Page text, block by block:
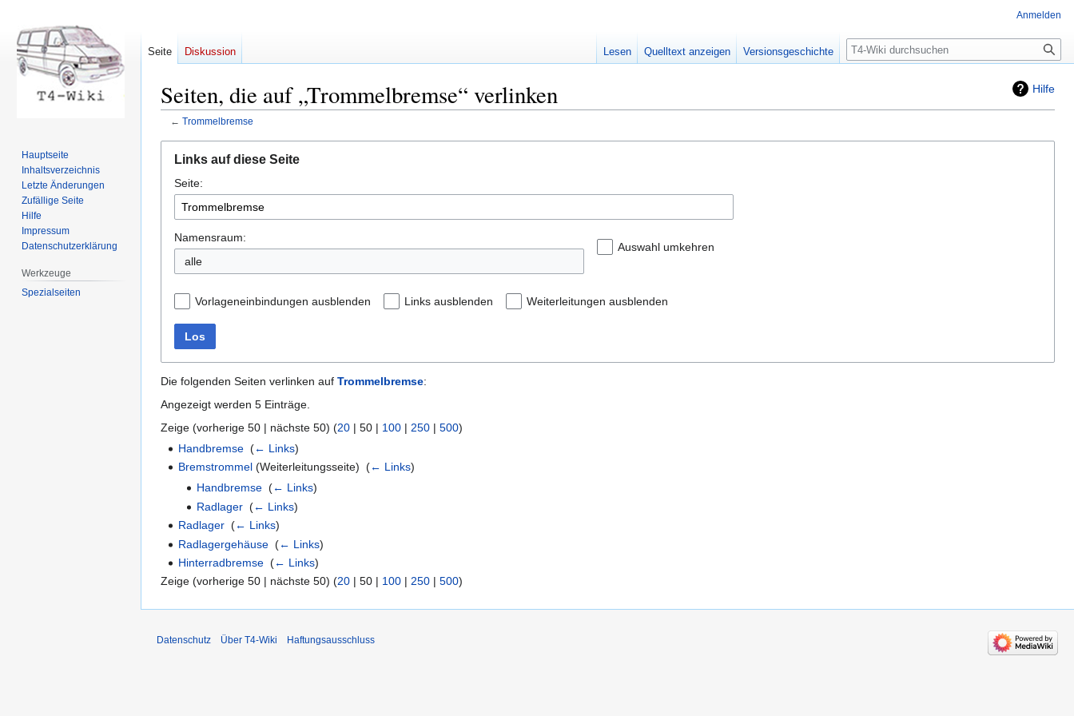
Hilfe
Seiten, die auf „Trommelbremse“ verlinken
← Trommelbremse
Navigation
springen
Suche
springen
Links auf diese Seite
Seite:
Namensraum:
Auswahl umkehren
Vorlageneinbindungen ausblenden Links ausblenden Weiterleitungen ausblenden
Los
Die folgenden Seiten verlinken auf Trommelbremse:
Angezeigt werden 5 Einträge.
Zeige (vorherige 50 | nächste 50) (20 | 50 | 100 | 250 | 500)
Handbremse ‎(← Links)
Bremstrommel (Weiterleitungsseite) ‎(← Links)
Handbremse‎ (← Links)
Radlager‎ (← Links)
Radlager ‎(← Links)
Radlagergehäuse ‎(← Links)
Hinterradbremse ‎(← Links)
Zeige (vorherige 50 | nächste 50) (20 | 50 | 100 | 250 | 500)
Anmelden
Seite Diskussion Lesen Quelltext anzeigen Versionsgeschichte Suche
Hauptseite
Inhaltsverzeichnis
Letzte Änderungen
Zufällige Seite
Hilfe
Impressum
Datenschutzerklärung
Werkzeuge
Spezialseiten
Datenschutz Über T4-Wiki Haftungsausschluss